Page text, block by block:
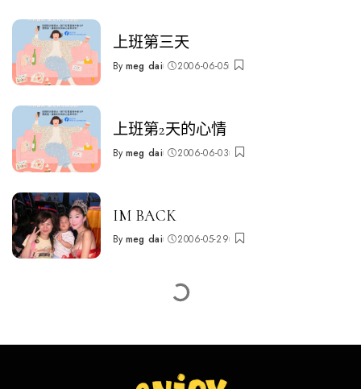
上班第三天
Posted
By meg dai 2006-06-05
上班第2天的心情
Posted
By meg dai 2006-06-03
IM BACK
Posted
By meg dai 2006-05-29